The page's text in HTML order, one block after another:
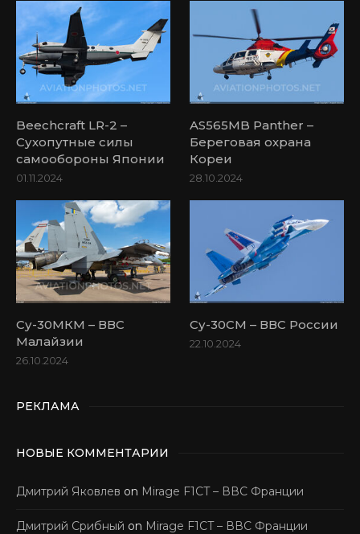
Beechcraft LR-2 –
Сухопутные силы
самообороны Японии
01.11.2024
AS565MB Panther –
Береговая охрана
Кореи
28.10.2024
Су-30МКМ – ВВС
Малайзии
26.10.2024
Су-30СМ – ВВС России
22.10.2024
РЕКЛАМА
НОВЫЕ КОММЕНТАРИИ
Дмитрий Яковлев on Mirage F1CT – ВВС Франции
Дмитрий Срибный on Mirage F1CT – ВВС Франции